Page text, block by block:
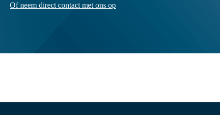
Of neem direct contact met ons op